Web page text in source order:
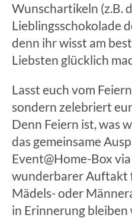
Wunschartikeln (z.B.
Lieblingsschokolade
denn ihr wisst am
Liebsten glücklich
Lasst euch vom
sondern zelebriert
Denn Feiern ist, was
das gemeinsame
Event@Home-Box
wunderbarer Auftakt
Mädels- oder
in Erinnerung bleiben